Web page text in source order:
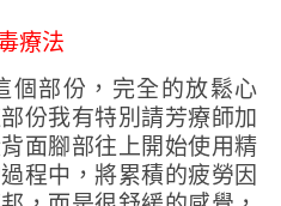
療法
個部份，完全的放鬆心
份我有特別請芳療師加
面腳部往上開始使用精
程中，將累積的疲勞因